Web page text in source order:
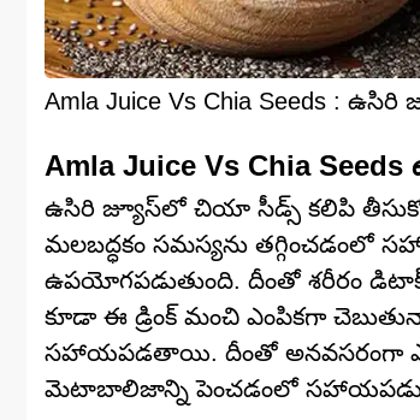
Amla Juice Vs Chia Seeds :
Amla Juice Vs Chia
ఉసిరి జ్యూస్‌లో చియా సీడ్స్ కలిపి
మలబద్ధకం సమస్యను తగ్గించడంలో
ఉపయోగపడుతుంది. దీంతో శరీరం
కూడా ఈ డ్రింక్ మంచి ఎంపికగా
సహాయపడతాయి. దీంతో అనవసరంగా
మెటాబాలిజాన్ని పెంచడంలో